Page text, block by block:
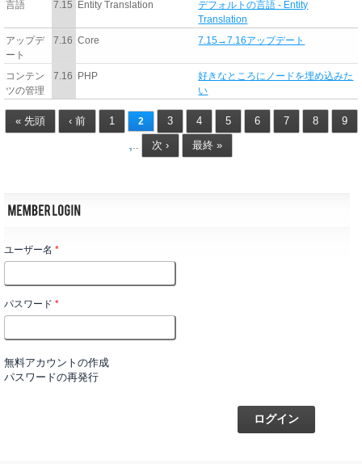
言語
7.15 Entity Translation
デフォルトの言語 - Entity
Translation
アップデ
ート
7.16 Core 7.15→7.16アップデート
コンテン
ツの管理
7.16 PHP
好きなところにノードを埋め込みた
い
« 先頭 ‹ 前 1 2 3 4 5 6 7 8 9
… 次 › 最終 »
ユーザー名 *
パスワード *
無料アカウントの作成
パスワードの再発行